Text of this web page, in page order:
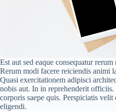
Est aut sed eaque consequatur
Rerum modi facere reiciendis animi
Quasi exercitationem adipisci
nobis aut. In in reprehenderit
corporis saepe quis. Perspiciatis velit
eligendi.